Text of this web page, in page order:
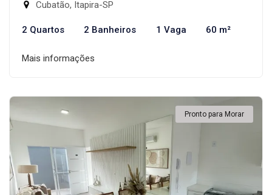
Cubatão, Itapira-SP
2 Quartos 2 Banheiros 1 Vaga 60 m²
Mais informações
Pronto para Morar